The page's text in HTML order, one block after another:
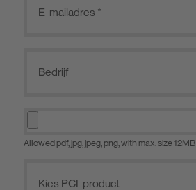
Allowed pdf, jpg, jpeg, png, with max. size 12MB